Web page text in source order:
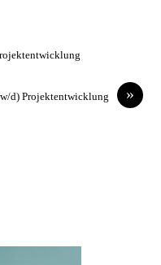
»
d) Projektentwicklung